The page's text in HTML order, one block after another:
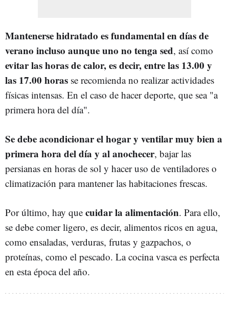
Mantenerse hidratado es fundamental en días de
verano incluso aunque uno no tenga sed, así como
evitar las horas de calor, es decir, entre las 13.00 y
las 17.00 horas se recomienda no realizar actividades
físicas intensas. En el caso de hacer deporte, que sea "a
primera hora del día".
Se debe acondicionar el hogar y ventilar muy bien a
primera hora del día y al anochecer, bajar las
persianas en horas de sol y hacer uso de ventiladores o
climatización para mantener las habitaciones frescas.
Por último, hay que cuidar la alimentación. Para ello,
se debe comer ligero, es decir, alimentos ricos en agua,
como ensaladas, verduras, frutas y gazpachos, o
proteínas, como el pescado. La cocina vasca es perfecta
en esta época del año.